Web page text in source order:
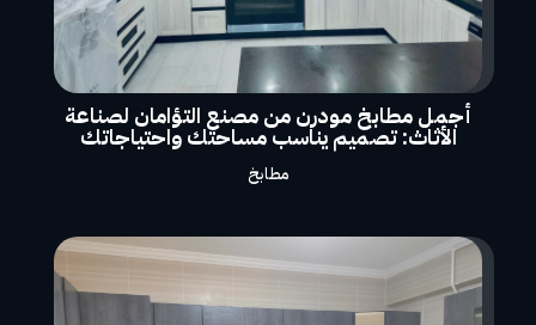
أجمل مطابخ مودرن من مصنع التؤامان لصناعة
الأثاث: تصميم يناسب مساحتك واحتياجاتك
مطابخ